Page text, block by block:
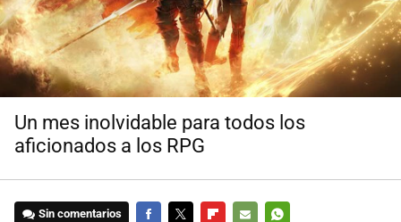
Un mes inolvidable para todos los
aficionados a los RPG
Sin comentarios